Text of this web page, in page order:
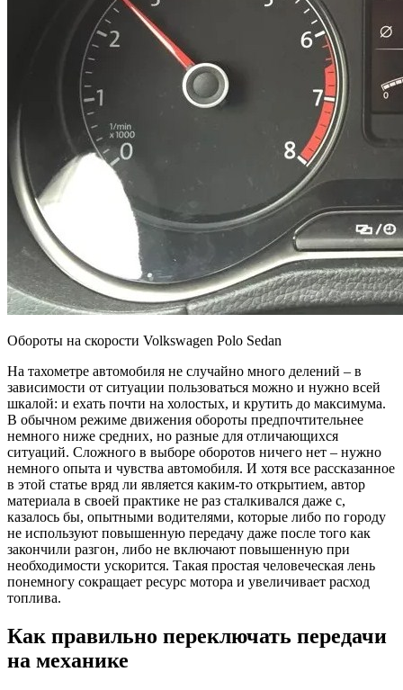
Обороты на скорости Volkswagen Polo Sedan
На тахометре автомобиля не случайно много делений – в
зависимости от ситуации пользоваться можно и нужно всей
шкалой: и ехать почти на холостых, и крутить до максимума.
В обычном режиме движения обороты предпочтительнее
немного ниже средних, но разные для отличающихся
ситуаций. Сложного в выборе оборотов ничего нет – нужно
немного опыта и чувства автомобиля. И хотя все рассказанное
в этой статье вряд ли является каким-то открытием, автор
материала в своей практике не раз сталкивался даже с,
казалось бы, опытными водителями, которые либо по городу
не используют повышенную передачу даже после того как
закончили разгон, либо не включают повышенную при
необходимости ускорится. Такая простая человеческая лень
понемногу сокращает ресурс мотора и увеличивает расход
топлива.
Как правильно переключать передачи
на механике